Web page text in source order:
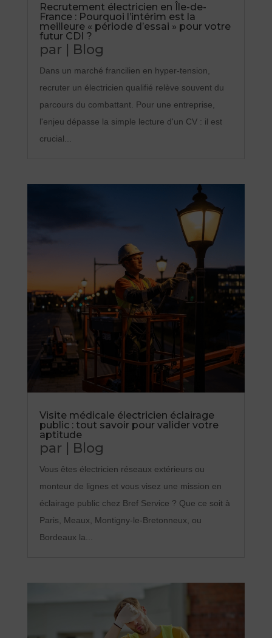
Recrutement électricien en Île-de-
France : Pourquoi l’intérim est la
meilleure « période d’essai » pour votre
futur CDI ?
par | Blog
Dans un marché francilien en hyper-tension,
recruter un électricien qualifié relève souvent du
parcours du combattant. Pour une entreprise,
l'enjeu dépasse la simple lecture d'un CV : il est
crucial...
Visite médicale électricien éclairage
public : tout savoir pour valider votre
aptitude
par Blog
Vous êtes électricien réseaux extérieurs ou
monteur de lignes et vous visez une mission en
éclairage public chez Bref Service ? Que ce soit à
Paris, Meaux, Montigny-le-Bretonneux, ou
Bordeaux la...